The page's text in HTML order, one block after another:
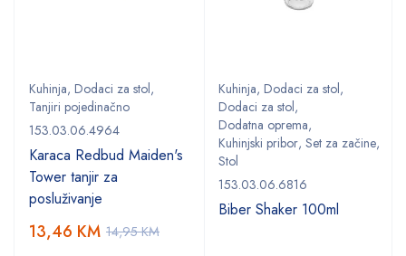
Kuhinja, Dodaci za stol,
Tanjiri pojedinačno
153.03.06.4964
Karaca Redbud Maiden's
Tower tanjir za
posluživanje
14,95KM
13,46 KM
Kuhinja, Dodaci za stol,
Dodaci za stol,
Dodatna oprema,
Kuhinjski pribor, Set za začine,
Stol
153.03.06.6816
Biber Shaker 100ml